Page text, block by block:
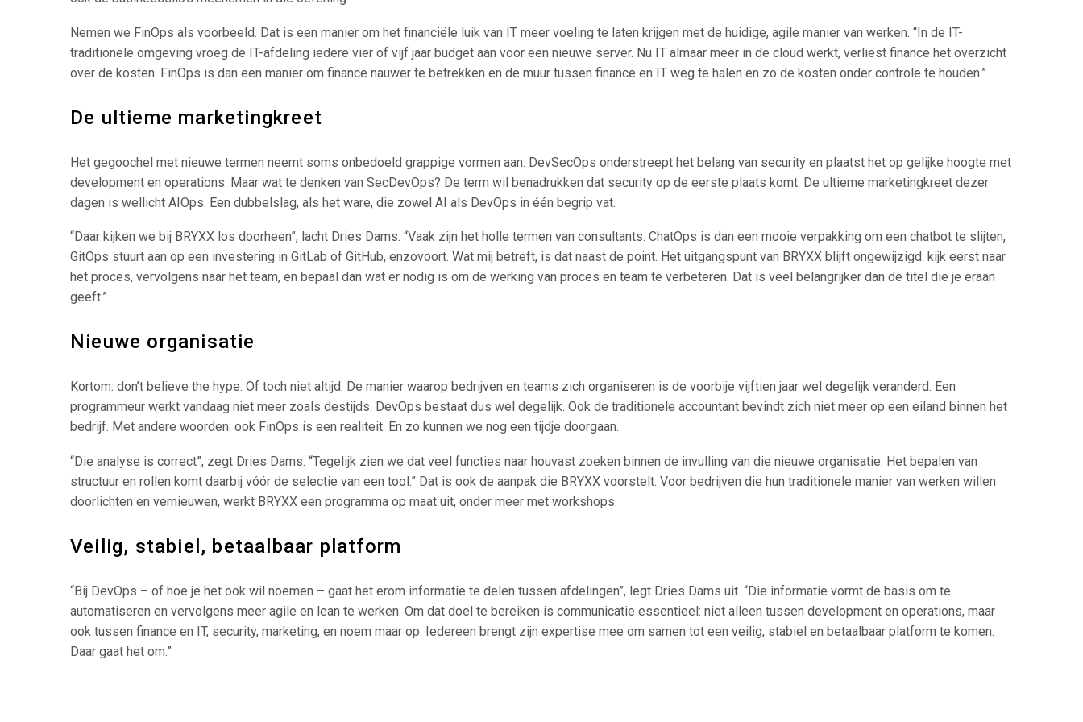
Nemen we FinOps als voorbeeld. Dat is een manier om het financiële luik van IT meer voeling te laten krijgen met de huidige, agile manier van werken. “In de IT-
traditionele omgeving vroeg de IT-afdeling iedere vier of vijf jaar budget aan voor een nieuwe server. Nu IT almaar meer in de cloud werkt, verliest finance het overzicht
over de kosten. FinOps is dan een manier om finance nauwer te betrekken en de muur tussen finance en IT weg te halen en zo de kosten onder controle te houden.”
De ultieme marketingkreet
Het gegoochel met nieuwe termen neemt soms onbedoeld grappige vormen aan. DevSecOps onderstreept het belang van security en plaatst het op gelijke hoogte met
development en operations. Maar wat te denken van SecDevOps? De term wil benadrukken dat security op de eerste plaats komt. De ultieme marketingkreet dezer
dagen is wellicht AIOps. Een dubbelslag, als het ware, die zowel AI als DevOps in één begrip vat.
“Daar kijken we bij BRYXX los doorheen”, lacht Dries Dams. “Vaak zijn het holle termen van consultants. ChatOps is dan een mooie verpakking om een chatbot te slijten,
GitOps stuurt aan op een investering in GitLab of GitHub, enzovoort. Wat mij betreft, is dat naast de point. Het uitgangspunt van BRYXX blijft ongewijzigd: kijk eerst naar
het proces, vervolgens naar het team, en bepaal dan wat er nodig is om de werking van proces en team te verbeteren. Dat is veel belangrijker dan de titel die je eraan
geeft.”
Nieuwe organisatie
Kortom: don’t believe the hype. Of toch niet altijd. De manier waarop bedrijven en teams zich organiseren is de voorbije vijftien jaar wel degelijk veranderd. Een
programmeur werkt vandaag niet meer zoals destijds. DevOps bestaat dus wel degelijk. Ook de traditionele accountant bevindt zich niet meer op een eiland binnen het
bedrijf. Met andere woorden: ook FinOps is een realiteit. En zo kunnen we nog een tijdje doorgaan.
“Die analyse is correct”, zegt Dries Dams. “Tegelijk zien we dat veel functies naar houvast zoeken binnen de invulling van die nieuwe organisatie. Het bepalen van
structuur en rollen komt daarbij vóór de selectie van een tool.” Dat is ook de aanpak die BRYXX voorstelt. Voor bedrijven die hun traditionele manier van werken willen
doorlichten en vernieuwen, werkt BRYXX een programma op maat uit, onder meer met workshops.
Veilig, stabiel, betaalbaar platform
“Bij DevOps – of hoe je het ook wil noemen – gaat het erom informatie te delen tussen afdelingen”, legt Dries Dams uit. “Die informatie vormt de basis om te
automatiseren en vervolgens meer agile en lean te werken. Om dat doel te bereiken is communicatie essentieel: niet alleen tussen development en operations, maar
ook tussen finance en IT, security, marketing, en noem maar op. Iedereen brengt zijn expertise mee om samen tot een veilig, stabiel en betaalbaar platform te komen.
Daar gaat het om.”